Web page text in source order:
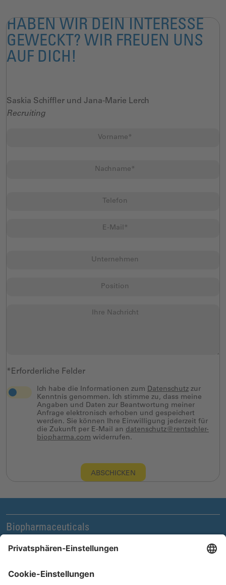
HABEN WIR DEIN INTERESSE
GEWECKT? WIR FREUEN UNS
AUF DICH!
Saskia Schiffler und Jana-Marie Lerch
Recruiting
*Erforderliche Felder
Ich habe die Informationen zum Datenschutz zur
Kenntnis genommen. Ich stimme zu, dass meine
Angaben und Daten zur Beantwortung meiner
Anfrage elektronisch erhoben und gespeichert
werden. Sie können Ihre Einwilligung jederzeit für
die Zukunft per E-Mail an datenschutz@rentschler-
biopharma.com widerrufen.
ABSCHICKEN
Biopharmaceuticals
Legal und Compliance